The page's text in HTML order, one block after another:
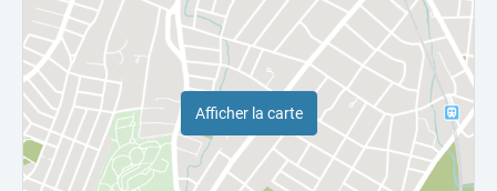
Afficher la carte